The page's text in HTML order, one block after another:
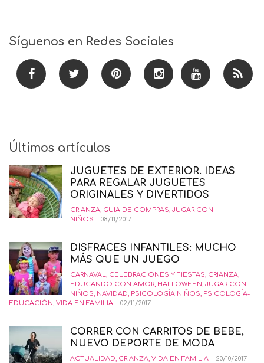
Síguenos en Redes Sociales
Últimos artículos
JUGUETES DE EXTERIOR. IDEAS
PARA REGALAR JUGUETES
ORIGINALES Y DIVERTIDOS
CRIANZA, GUIA DE COMPRAS, JUGAR CON
NIÑOS
08/11/2017
DISFRACES INFANTILES: MUCHO
MÁS QUE UN JUEGO
CARNAVAL, CELEBRACIONES Y FIESTAS, CRIANZA,
EDUCANDO CON AMOR, HALLOWEEN, JUGAR CON
NIÑOS, NAVIDAD, PSICOLOGÍA NIÑOS, PSICOLOGÍA-
EDUCACIÓN, VIDA EN FAMILIA 02/11/2017
CORRER CON CARRITOS DE BEBE,
NUEVO DEPORTE DE MODA
ACTUALIDAD, CRIANZA, VIDA EN FAMILIA 20/10/2017